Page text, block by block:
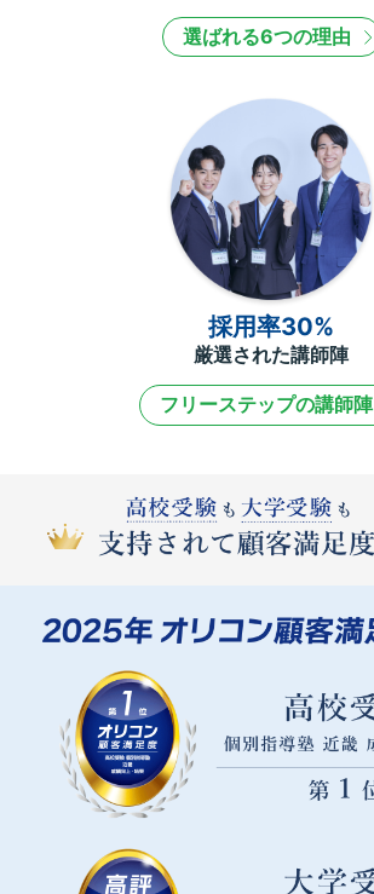
選ばれる6つの理由
採用率30%
厳選された講師陣
フリーステップの講師陣